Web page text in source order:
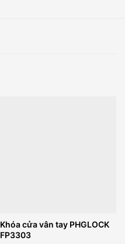
Khóa cửa vân tay PHGLOCK
FP3303